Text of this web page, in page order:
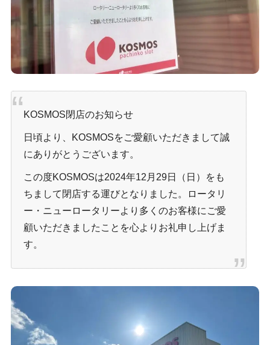
KOSMOS閉店のお知らせ
日頃より、KOSMOSをご愛顧いただきまして誠
にありがとうございます。
この度KOSMOSは2024年12月29日（日）をも
ちまして閉店する運びとなりました。ロータリ
ー・ニューロータリーより多くのお客様にご愛
顧いただきましたことを心よりお礼申し上げま
す。